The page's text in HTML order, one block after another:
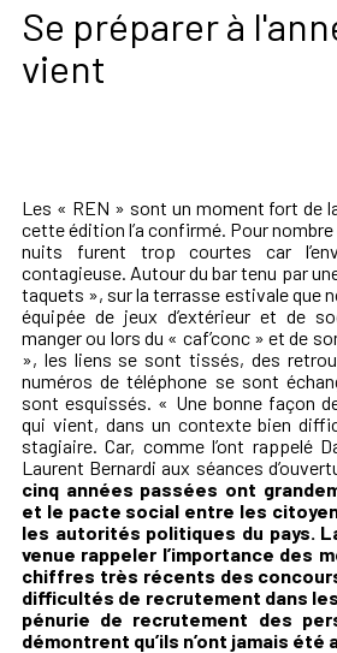
Se préparer à
vient
Les « REN » sont un moment fort de
cette édition l’a confirmé. Pour
nuits furent trop courtes car
contagieuse. Autour du bar tenu par
taquets », sur la terrasse estivale que
équipée de jeux d’extérieur et de
manger ou lors du « caf’conc » et de
», les liens se sont tissés, des
numéros de téléphone se sont
sont esquissés. « Une bonne façon
qui vient, dans un contexte bien
stagiaire. Car, comme l’ont rappelé
Laurent Bernardi aux séances
cinq années passées ont
et le pacte social entre les
les autorités politiques du pays.
venue rappeler l’importance des
chiffres très récents des
difficultés de recrutement dans
pénurie de recrutement des
démontrent qu’ils n’ont jamais